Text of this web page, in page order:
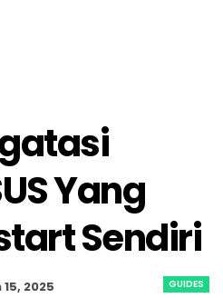
Yang
Sendiri
GUIDES
15, 2025